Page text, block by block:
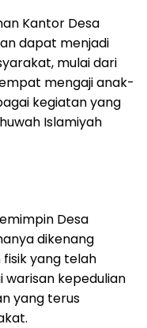
Kantor Desa
dapat menjadi
mulai dari
mengaji anak-
kegiatan yang
Islamiyah
Desa
dikenang
yang telah
warisan kepedulian
yang terus